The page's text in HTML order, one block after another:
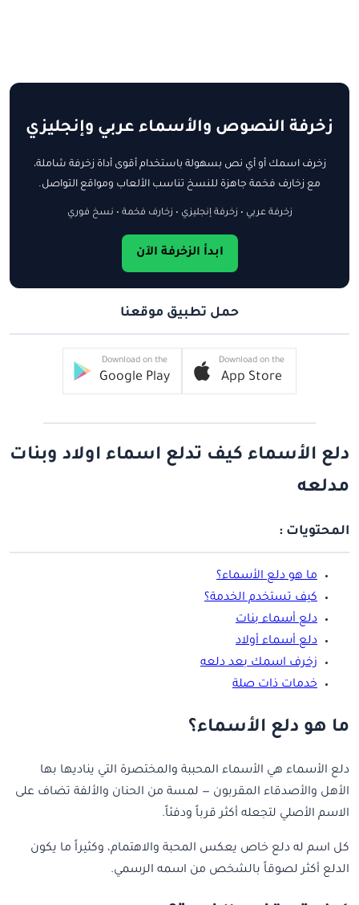
زخرفة النصوص والأسماء عربي وإنجليزي
زخرف اسمك أو أي نص بسهولة باستخدام أقوى أداة زخرفة شاملة،
مع زخارف فخمة جاهزة للنسخ تناسب الألعاب ومواقع التواصل.
زخرفة عربي • زخرفة إنجليزي • زخارف فخمة • نسخ فوري
ابدأ الزخرفة الآن
حمل تطبيق موقعنا
Download on the
App Store
Download on the
Google Play
دلع الأسماء كيف تدلع اسماء اولاد وبنات
مدلعه
المحتويات :
ما هو دلع الأسماء؟
كيف تستخدم الخدمة؟
دلع أسماء بنات
دلع أسماء أولاد
زخرف اسمك بعد دلعه
خدمات ذات صلة
ما هو دلع الأسماء؟
دلع الأسماء هي الأسماء المحببة والمختصرة التي يناديها بها
الأهل والأصدقاء المقربون — لمسة من الحنان والألفة تضاف على
الاسم الأصلي لتجعله أكثر قرباً ودفئاً.
كل اسم له دلع خاص يعكس المحبة والاهتمام، وكثيراً ما يكون
الدلع أكثر لصوقاً بالشخص من اسمه الرسمي.